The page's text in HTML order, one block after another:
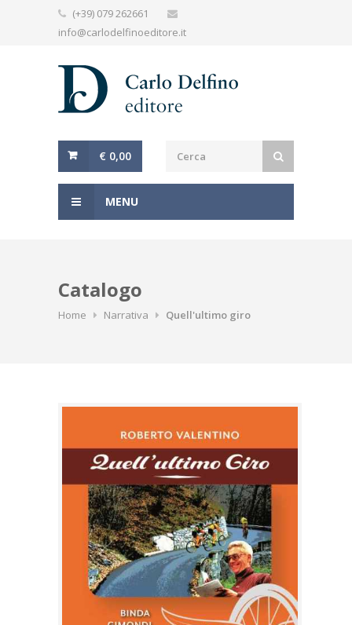
(+39) 079 262661
info@carlodelfinoeditore.it
€ 0,00
MENU
Catalogo
Home Narrativa Quell'ultimo giro